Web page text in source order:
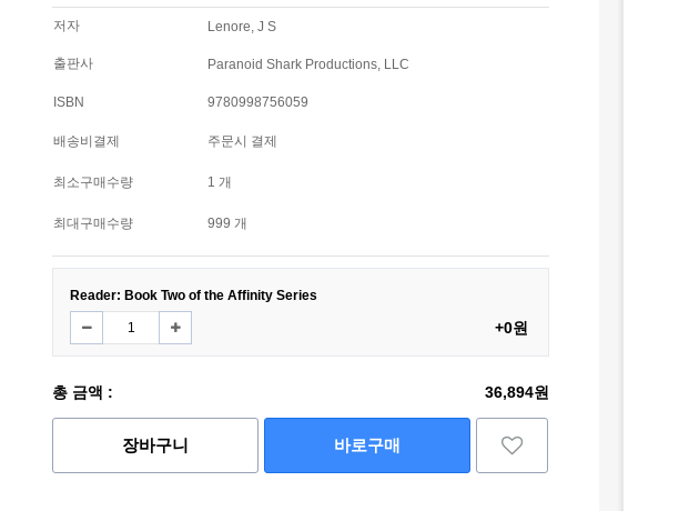
저자 Lenore, J S
출판사 Paranoid Shark Productions, LLC
ISBN 9780998756059
배송비결제 주문시 결제
최소구매수량 1 개
최대구매수량 999 개
Reader: Book Two of the Affinity Series
+0원
총 금액 : 36,894원
장바구니 바로구매